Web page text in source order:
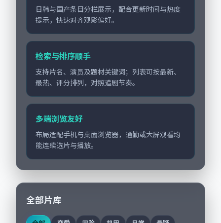
日韩与国产条目分栏展示，配合更新时间与热度
提示，快速对齐观影偏好。
检索与排序顺手
支持片名、演员及题材关键词；列表可按最新、
最热、评分排列，对照追剧节奏。
多端浏览友好
布局适配手机与桌面浏览器，通勤或大屏观看均
能连续选片与播放。
全部片库